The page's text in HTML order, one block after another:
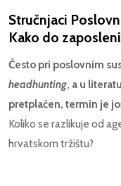
Stručnjaci
Kako do
Često pri poslovnim
headhunting, a u
pretplaćen, termin je
Koliko se razlikuje od
hrvatskom tržištu?